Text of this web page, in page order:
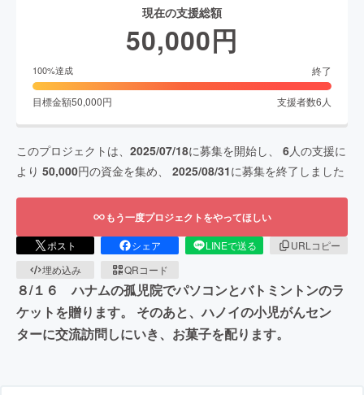
現在の支援総額
50,000円
100%達成 終了
目標金額50,000円 支援者数6 人
このプロジェクトは、 2025/07/18に募集を開始し、 6人の支援に
より 50,000円の資金を集め、 2025/08/31に募集を終了しました
もう一度プロジェクトをやってほしい
ポスト シェア LINEで送る
URLコピー
埋め込み
QRコード
８/１６ ハナムの孤児院でパソコンとバトミントンのラ
ケットを贈ります。 そのあと、ハノイの小児がんセン
ターに交流訪問しにいき、お菓子を配ります。